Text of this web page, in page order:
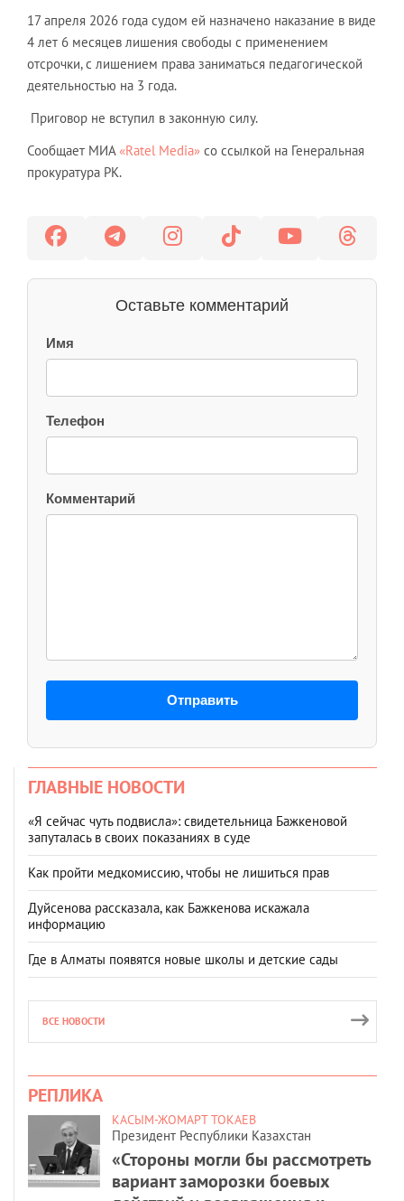
17 апреля 2026 года судом ей назначено наказание в виде
4 лет 6 месяцев лишения свободы с применением
отсрочки, с лишением права заниматься педагогической
деятельностью на 3 года.
Приговор не вступил в законную силу.
Сообщает МИА «Ratel Media» со ссылкой на Генеральная
прокуратура РК.
Оставьте комментарий
Имя
Телефон
Комментарий
Отправить
ГЛАВНЫЕ НОВОСТИ
«Я сейчас чуть подвисла»: свидетельница Бажкеновой
запуталась в своих показаниях в суде
Как пройти медкомиссию, чтобы не лишиться прав
Дуйсенова рассказала, как Бажкенова искажала
информацию
Где в Алматы появятся новые школы и детские сады
ВСЕ НОВОСТИ
РЕПЛИКА
КАСЫМ-ЖОМАРТ ТОКАЕВ
Президент Республики Казахстан
«Стороны могли бы рассмотреть
вариант заморозки боевых